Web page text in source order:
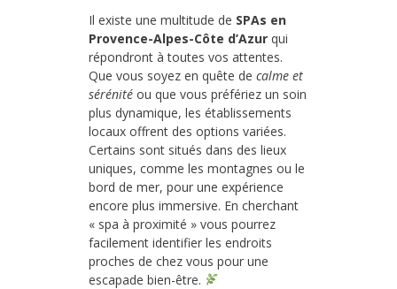
Il existe une multitude de SPAs en
Provence-Alpes-Côte d’Azur qui
répondront à toutes vos attentes.
Que vous soyez en quête de calme et
sérénité ou que vous préfériez un soin
plus dynamique, les établissements
locaux offrent des options variées.
Certains sont situés dans des lieux
uniques, comme les montagnes ou le
bord de mer, pour une expérience
encore plus immersive. En cherchant
« spa à proximité » vous pourrez
facilement identifier les endroits
proches de chez vous pour une
escapade bien-être.